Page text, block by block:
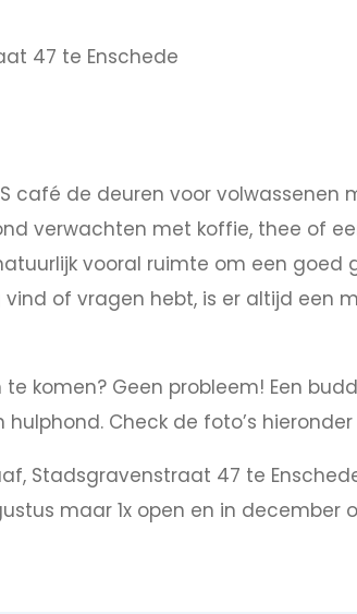
47 te Enschede
café de deuren voor
verwachten met koffie, thee of
vooral ruimte om een
of vragen hebt, is er altijd een
komen? Geen probleem! Een
Check de foto’s
Stadsgravenstraat 47 te
maar 1x open en in december